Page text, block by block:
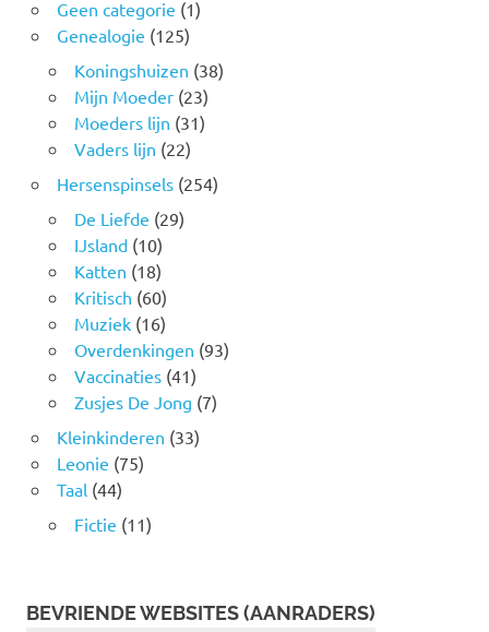
Geen categorie (1)
Genealogie (125)
Koningshuizen (38)
Mijn Moeder(23)
Moeders lijn (31)
Vaders lijn (22)
Hersenspinsels(254)
De Liefde (29)
IJsland(10)
Katten (18)
Kritisch (60)
Muziek(16)
Overdenkingen (93)
Vaccinaties(41)
Zusjes De Jong (7)
Kleinkinderen (33)
Leonie (75)
Taal(44)
Fictie (11)
BEVRIENDE WEBSITES (AANRADERS)